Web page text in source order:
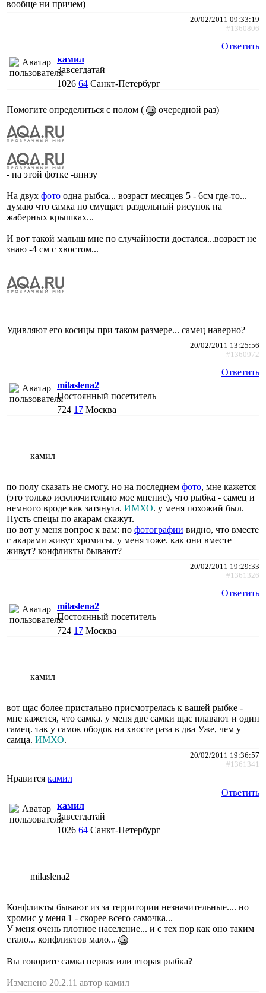
вообще ни причем)
20/02/2011 09:33:19
#1360806
Ответить
камил
Завсегдатай
1026 64 Санкт-Петербург
Помогите определиться с полом ( очередной раз)
- на этой фотке -внизу
На двух фото одна рыбса... возраст месяцев 5 - 6см где-то...
думаю что самка но смущает раздельный рисунок на
жаберных крышках...
И вот такой малыш мне по случайности достался...возраст не
знаю -4 см с хвостом...
Удивляют его косицы при таком размере... самец наверно?
20/02/2011 13:25:56
#1360972
Ответить
milaslena2
Постоянный посетитель
724 17 Москва
камил
по полу сказать не смогу. но на последнем фото, мне кажется
(это только исключительно мое мнение), что рыбка - самец и
немного вроде как затянута. ИМХО. у меня похожий был.
Пусть спецы по акарам скажут.
но вот у меня вопрос к вам: по фотографии видно, что вместе
с акарами живут хромисы. у меня тоже. как они вместе
живут? конфликты бывают?
20/02/2011 19:29:33
#1361326
Ответить
milaslena2
Постоянный посетитель
724 17 Москва
камил
вот щас более пристально присмотрелась к вашей рыбке -
мне кажется, что самка. у меня две самки щас плавают и один
самец. так у самок ободок на хвосте раза в два Уже, чем у
самца. ИМХО.
20/02/2011 19:36:57
#1361341
Нравится камил
Ответить
камил
Завсегдатай
1026 64 Санкт-Петербург
milaslena2
Конфликты бывают из за территории незначительные.... но
хромис у меня 1 - скорее всего самочка...
У меня очень плотное население... и с тех пор как оно таким
стало... конфликтов мало...
Вы говорите самка первая или вторая рыбка?
Изменено 20.2.11 автор камил